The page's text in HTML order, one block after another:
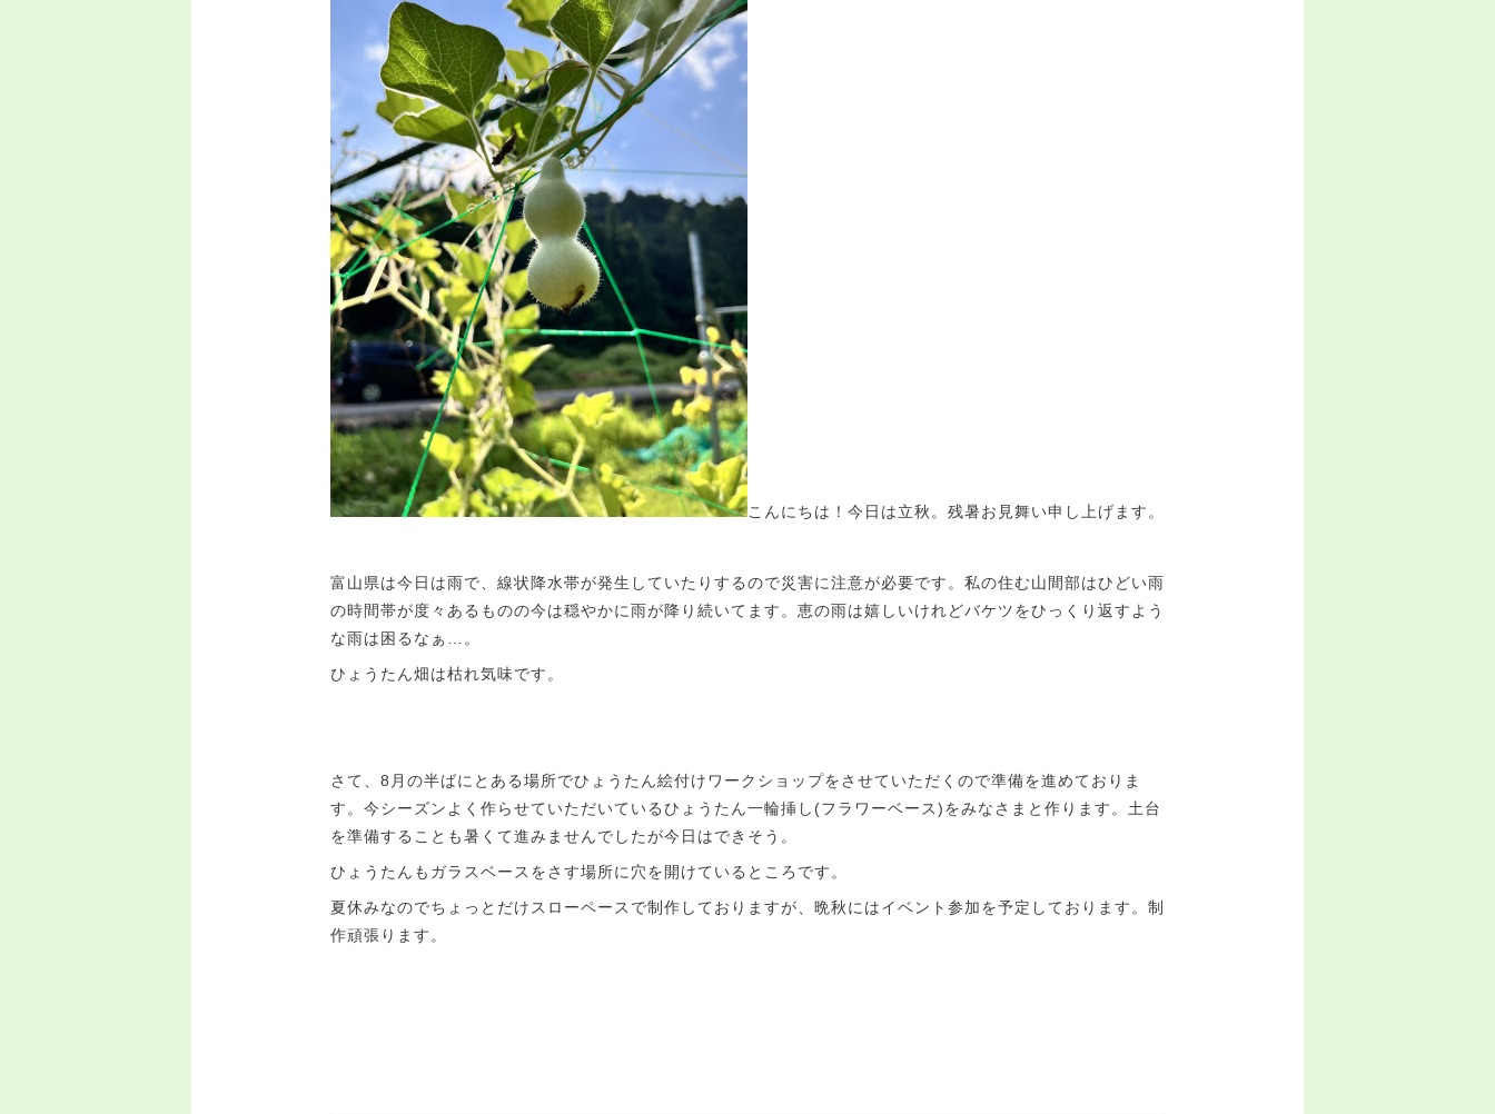
こんにちは！今日は立秋。残暑お見舞い申し上げます。
富山県は今日は雨で、線状降水帯が発生していたりするので災害に注意が必要です。私の住む山間部はひどい雨
の時間帯が度々あるものの今は穏やかに雨が降り続いてます。恵の雨は嬉しいけれどバケツをひっくり返すよう
な雨は困るなぁ…。
ひょうたん畑は枯れ気味です。
さて、8月の半ばにとある場所でひょうたん絵付けワークショップをさせていただくので準備を進めておりま
す。今シーズンよく作らせていただいているひょうたん一輪挿し(フラワーベース)をみなさまと作ります。土台
を準備することも暑くて進みませんでしたが今日はできそう。
ひょうたんもガラスベースをさす場所に穴を開けているところです。
夏休みなのでちょっとだけスローペースで制作しておりますが、晩秋にはイベント参加を予定しております。制
作頑張ります。